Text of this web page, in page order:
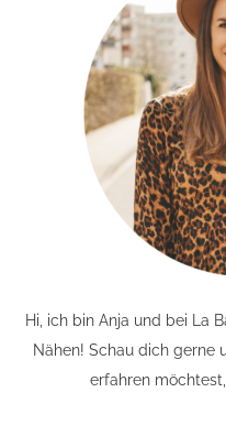
Hi, ich bin Anja und bei La
Nähen! Schau dich gerne
erfahren